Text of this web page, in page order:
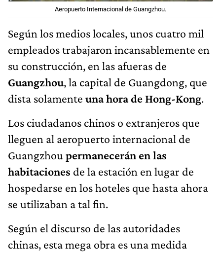
Aeropuerto Internacional de Guangzhou.
Según los medios locales, unos cuatro mil
empleados trabajaron incansablemente en
su construcción, en las afueras de
Guangzhou, la capital de Guangdong, que
dista solamente una hora de Hong-Kong.
Los ciudadanos chinos o extranjeros que
lleguen al aeropuerto internacional de
Guangzhou permanecerán en las
habitaciones de la estación en lugar de
hospedarse en los hoteles que hasta ahora
se utilizaban a tal fin.
Según el discurso de las autoridades
chinas, esta mega obra es una medida